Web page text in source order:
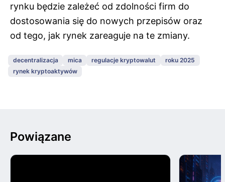
rynku będzie zależeć od zdolności firm do
dostosowania się do nowych przepisów oraz
od tego, jak rynek zareaguje na te zmiany.
decentralizacja mica regulacje kryptowalut
roku 2025
rynek kryptoaktywów
Powiązane